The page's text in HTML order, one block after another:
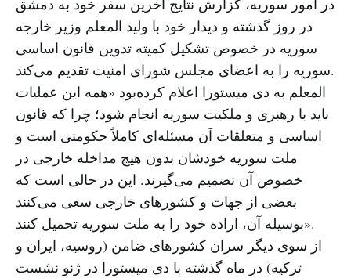
در روز گذشته و دیدار خود با ولید المعلم وزیر خارجه
سوریه در خصوص تشکیل کمیته تدوین قانون اساسی
سوریه را به اعضای مجلس شورای امنیت تقدیم می‌کند.
المعلم به دی میستورا اعلام کرده‌بود «همه این عملیات
باید با رهبری و ملکیت سوریه انجام شود؛ چرا که قانون
اساسی و متعلقات آن مسئله‌ای کاملاً حکومتی است و
ملت سوریه خودشان بدون هیچ مداخله خارجی در
خصوص آن تصمیم می‌گیرند. این در حالی است که
بعضی از جهات و کشورهای خارجی سعی می‌کنند
بوسیله آن، اراده خود را به ملت سوریه تحمیل کنند».
از سوی دیگر سران کشورهای ضامن (روسیه، ایران و
ترکیه) در ماه گذشته با دی میستورا در ژنو نشست